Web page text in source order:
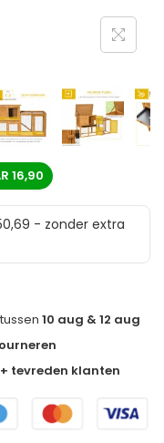
16,90
- zonder extra
10 aug & 12 aug
tevreden klanten